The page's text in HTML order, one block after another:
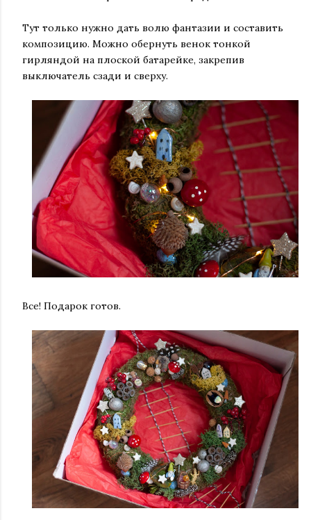
Тут только нужно дать волю фантазии и составить
композицию. Можно обернуть венок тонкой
гирляндой на плоской батарейке, закрепив
выключатель сзади и сверху.
Все! Подарок готов.